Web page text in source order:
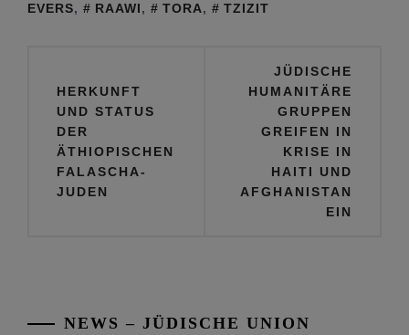
EVERS, RAAWI, TORA, TZIZIT
HERKUNFT
UND STATUS
DER
ÄTHIOPISCHEN
FALASCHA-
JUDEN
JÜDISCHE
HUMANITÄRE
GRUPPEN
GREIFEN IN
KRISE IN
HAITI UND
AFGHANISTAN
EIN
NEWS – JÜDISCHE UNION